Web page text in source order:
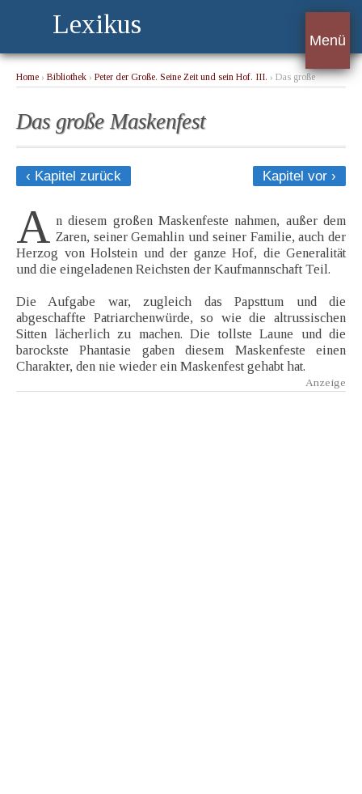
Lexikus
Menü
Home › Bibliothek › Peter der Große. Seine Zeit und sein Hof. III. › Das große
Das große Maskenfest
‹ Kapitel zurück Kapitel vor ›
A n diesem großen Maskenfeste nahmen, außer dem
Zaren, seiner Gemahlin und seiner Familie, auch der
Herzog von Holstein und der ganze Hof, die Generalität
und die eingeladenen Reichsten der Kaufmannschaft Teil.
Die Aufgabe war, zugleich das Papsttum und die
abgeschaffte Patriarchenwürde, so wie die altrussischen
Sitten lächerlich zu machen. Die tollste Laune und die
barockste Phantasie gaben diesem Maskenfeste einen
Charakter, den nie wieder ein Maskenfest gehabt hat.